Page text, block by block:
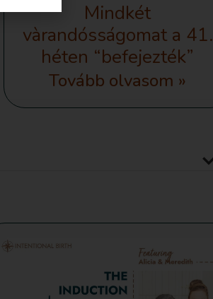
Mindkét
vàrandósságomat a 41.
héten “befejezték”
Tovább olvasom »